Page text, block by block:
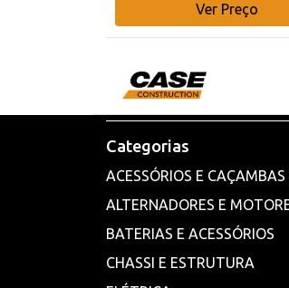
Ver Preço
Categorias
ACESSÓRIOS E CAÇAMBAS
ALTERNADORES E
BATERIAS E ACESSÓRIOS
CHASSI E ESTRUTURA